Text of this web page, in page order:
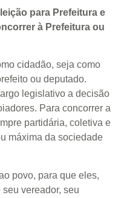
para Prefeitura e
à Prefeitura ou
cidadão, seja como
ou deputado.
legislativo a decisão
Para concorrer a
partidária, coletiva e
máxima da sociedade
povo, para que eles,
vereador, seu